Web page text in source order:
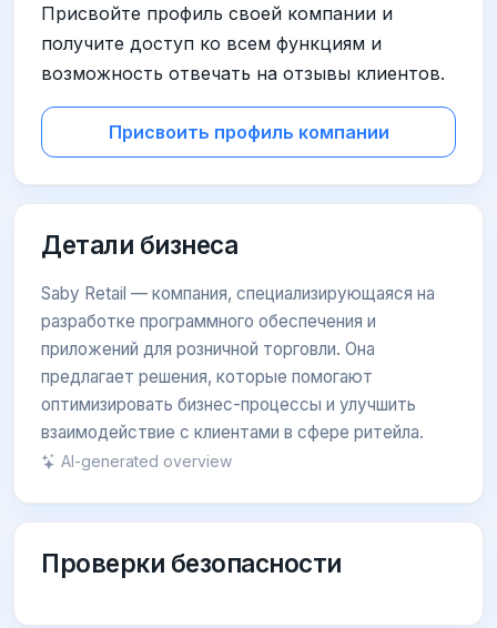
Присвойте профиль своей компании и
получите доступ ко всем функциям и
возможность отвечать на отзывы клиентов.
Присвоить профиль компании
Детали бизнеса
Saby Retail — компания, специализирующаяся на
разработке программного обеспечения и
приложений для розничной торговли. Она
предлагает решения, которые помогают
оптимизировать бизнес-процессы и улучшить
взаимодействие с клиентами в сфере ритейла.
AI-generated overview
Проверки безопасности